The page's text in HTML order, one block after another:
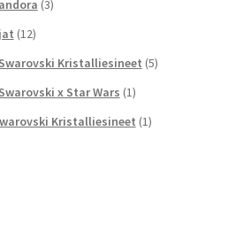
(3)
(12)
Kristalliesineet (5)
x Star Wars (1)
Kristalliesineet (1)